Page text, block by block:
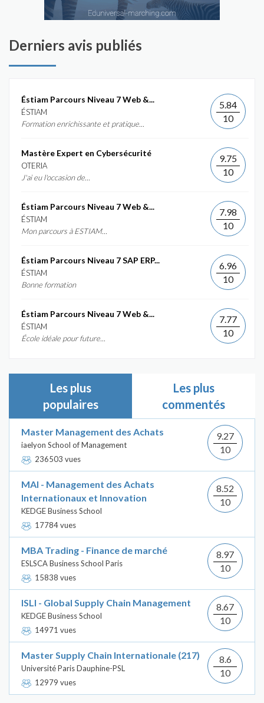
Derniers avis publiés
Éstiam Parcours Niveau 7 Web &...
ÉSTIAM
Formation enrichissante et pratique...
5.84
10
Mastère Expert en Cybersécurité
OTERIA
J'ai eu l'occasion de...
9.75
10
Éstiam Parcours Niveau 7 Web &...
ÉSTIAM
Mon parcours à ESTIAM...
7.98
10
Éstiam Parcours Niveau 7 SAP ERP...
ÉSTIAM
Bonne formation
6.96
10
Éstiam Parcours Niveau 7 Web &...
ÉSTIAM
École idéale pour future...
7.77
10
Les plus
populaires
Les plus
commentés
Master Management des Achats
iaelyon School of Management
236503 vues
9.27
10
MAI - Management des Achats
Internationaux et Innovation
KEDGE Business School
17784 vues
8.52
10
MBA Trading - Finance de marché
ESLSCA Business School Paris
15838 vues
8.97
10
ISLI - Global Supply Chain Management
KEDGE Business School
14971 vues
8.67
10
Master Supply Chain Internationale (217)
Université Paris Dauphine-PSL
12979 vues
8.6
10